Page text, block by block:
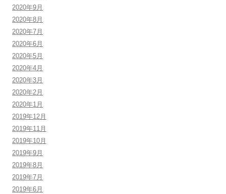
2020年9月
2020年8月
2020年7月
2020年6月
2020年5月
2020年4月
2020年3月
2020年2月
2020年1月
2019年12月
2019年11月
2019年10月
2019年9月
2019年8月
2019年7月
2019年6月